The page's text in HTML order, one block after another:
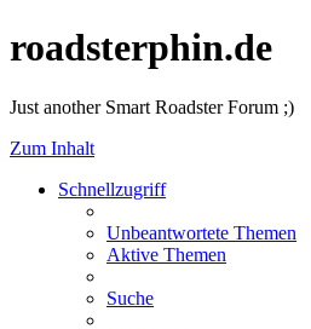
roadsterphin.de
Just another Smart Roadster Forum ;)
Zum Inhalt
Schnellzugriff
Unbeantwortete Themen
Aktive Themen
Suche